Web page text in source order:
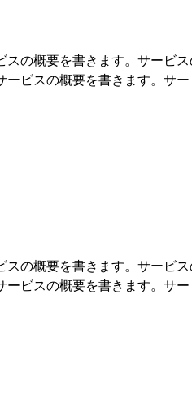
の概要を書きます。サービス
ビスの概要を書きます。サ
の概要を書きます。サービス
ビスの概要を書きます。サ